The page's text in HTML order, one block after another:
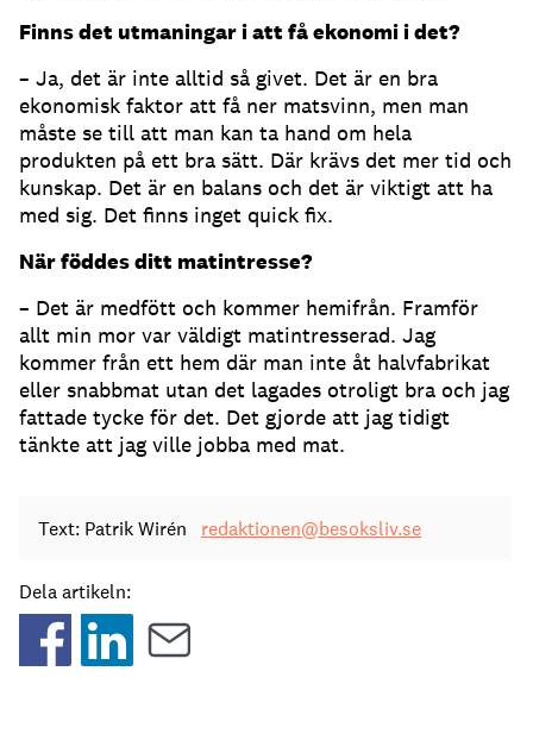
Finns det utmaningar i att få ekonomi i det?
– Ja, det är inte alltid så givet. Det är en bra
ekonomisk faktor att få ner matsvinn, men man
måste se till att man kan ta hand om hela
produkten på ett bra sätt. Där krävs det mer tid och
kunskap. Det är en balans och det är viktigt att ha
med sig. Det finns inget quick fix.
När föddes ditt matintresse?
– Det är medfött och kommer hemifrån. Framför
allt min mor var väldigt matintresserad. Jag
kommer från ett hem där man inte åt halvfabrikat
eller snabbmat utan det lagades otroligt bra och jag
fattade tycke för det. Det gjorde att jag tidigt
tänkte att jag ville jobba med mat.
Text: Patrik Wirén redaktionen@besoksliv.se
Dela artikeln: